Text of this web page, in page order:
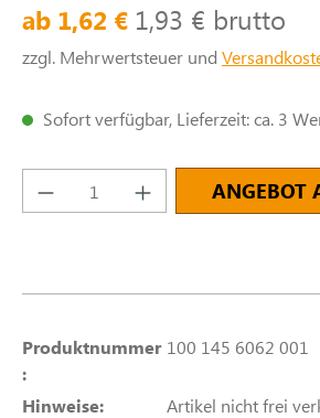
ab 1,62 € 1,93 € brutto
zzgl. Mehrwertsteuer und
Sofort verfügbar, Lieferzeit: ca. 3
Produkt Anzahl: Gib den
ANGEBOT
Produktnummer
:
100 145 6062 001
Hinweise:
Artikel nicht frei